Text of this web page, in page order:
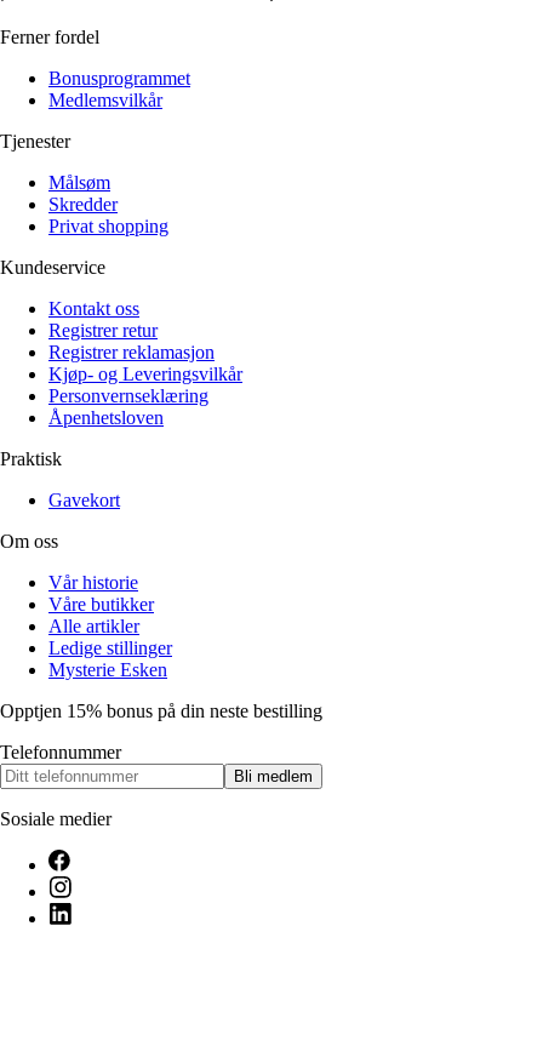
Ferner fordel
Bonusprogrammet
Medlemsvilkår
Tjenester
Målsøm
Skredder
Privat shopping
Kundeservice
Kontakt oss
Registrer retur
Registrer reklamasjon
Kjøp- og Leveringsvilkår
Personvernseklæring
Åpenhetsloven
Praktisk
Gavekort
Om oss
Vår historie
Våre butikker
Alle artikler
Ledige stillinger
Mysterie Esken
Opptjen 15% bonus på din neste bestilling
Telefonnummer
Bli medlem
Sosiale medier